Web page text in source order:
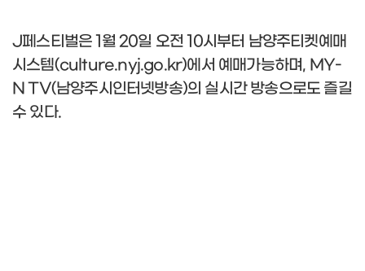
J페스티벌은1 월20일 오전10시부터 남양주티켓예매
시스템(culture.nyj.go.kr)에서 예매가능하며, MY-
N TV(남양주시인터넷방송)의 실시간 방송으로도 즐길
수 있다.